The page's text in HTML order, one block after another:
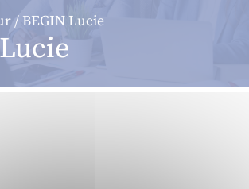
/ BEGIN Lucie